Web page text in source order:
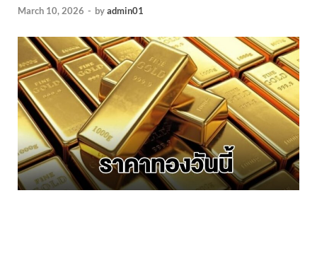
March 10, 2026 - byadmin01